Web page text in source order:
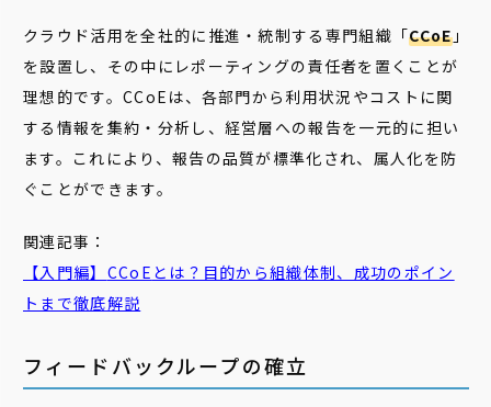
クラウド活用を全社的に推進・統制する専門組織「CCoE」
を設置し、その中にレポーティングの責任者を置くことが
理想的です。CCoEは、各部門から利用状況やコストに関
する情報を集約・分析し、経営層への報告を一元的に担い
ます。これにより、報告の品質が標準化され、属人化を防
ぐことができます。
関連記事：
【入門編】 CCoE とは？目的から組織体制、成功のポイン
トまで徹底解説
フィードバックループの確立